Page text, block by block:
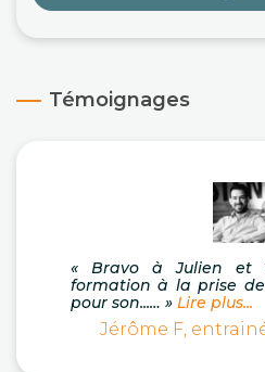
Témoignages
« Bravo à Julien et
formation à la prise
pour son...… » Lire plus...
Jérôme F,